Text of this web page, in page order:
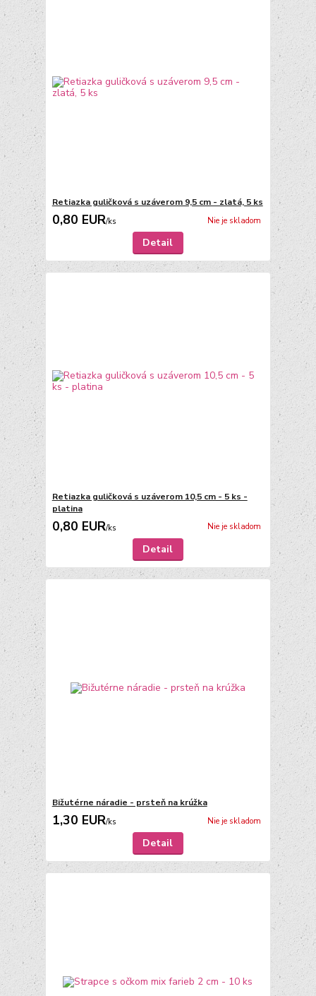
Retiazka guličková s uzáverom 9,5 cm - zlatá, 5 ks
0,80 EUR/ks Nie je skladom
Detail
Retiazka guličková s uzáverom 10,5 cm - 5 ks -
platina
0,80 EUR/ks Nie je skladom
Detail
Bižutérne náradie - prsteň na krúžka
1,30 EUR/ks Nie je skladom
Detail